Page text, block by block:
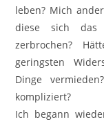
leben? Mich
diese sich das
zerbrochen?
geringsten
Dinge
kompliziert?
Ich begann